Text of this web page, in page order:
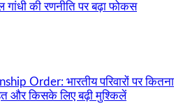
गांधी की रणनीति पर बढ़ा फोकस
Order: भारतीय परिवारों पर कितना
और किसके लिए बढ़ी मुश्किलें